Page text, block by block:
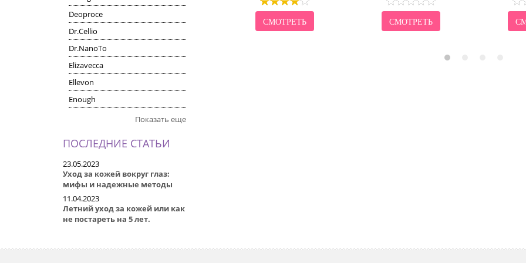
Deoproce
Dr.Cellio
Dr.NanoTo
Elizavecca
Ellevon
Enough
Показать еще
ПОСЛЕДНИЕ СТАТЬИ
23.05.2023
Уход за кожей вокруг глаз:
мифы и надежные методы
11.04.2023
Летний уход за кожей или как
не постареть на 5 лет.
СМОТРЕТЬ СМОТРЕТЬ СМОТРЕТЬ